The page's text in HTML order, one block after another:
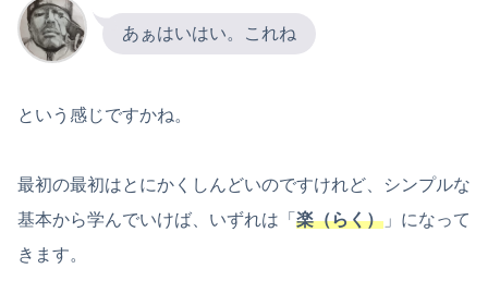
あぁはいはい。これね
という感じですかね。
最初の最初はとにかくしんどいのですけれど、シンプルな
基本から学んでいけば、いずれは「 楽（らく） 」になって
きます。